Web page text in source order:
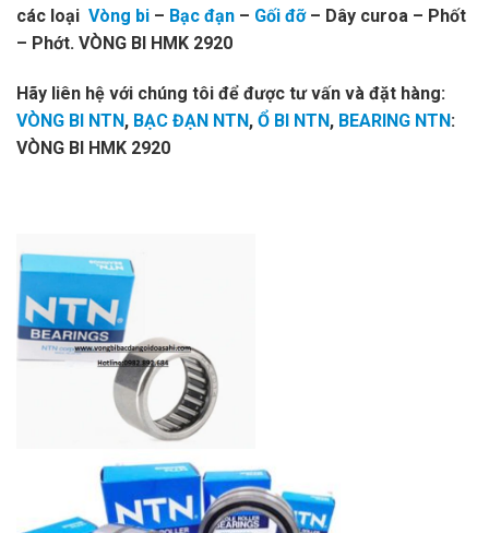
các loại Vòng bi – Bạc đạn – Gối đỡ– Dây curoa – Phốt
– Phớt. VÒNG BI HMK 2920
Hãy liên hệ với chúng tôi để được tư vấn và đặt hàng:
VÒNG BI NTN, BẠC ĐẠN NTN, Ổ BI NTN, BEARING NTN:
VÒNG BI HMK 2920